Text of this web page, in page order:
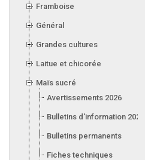
Framboise
Général
Grandes cultures
Laitue et chicorée
Maïs sucré
Avertissements 2026
Bulletins d'information 2026
Bulletins permanents
Fiches techniques